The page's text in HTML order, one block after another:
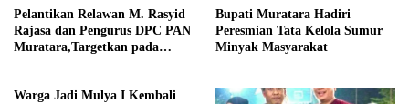
Pelantikan Relawan M. Rasyid
Rajasa dan Pengurus DPC PAN
Muratara,Targetkan pada
Bupati Muratara Hadiri
Peresmian Tata Kelola Sumur
Minyak Masyarakat
Warga Jadi Mulya I Kembali